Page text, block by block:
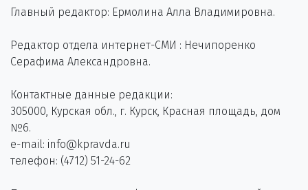
Главный редактор: Ермолина Алла Владимировна.
Редактор отдела интернет-СМИ : Нечипоренко
Серафима Александровна.
Контактные данные редакции:
305000, Курская обл., г. Курск, Красная площадь, дом
№6.
e-mail: info@kpravda.ru
телефон: (4712) 51-24-62